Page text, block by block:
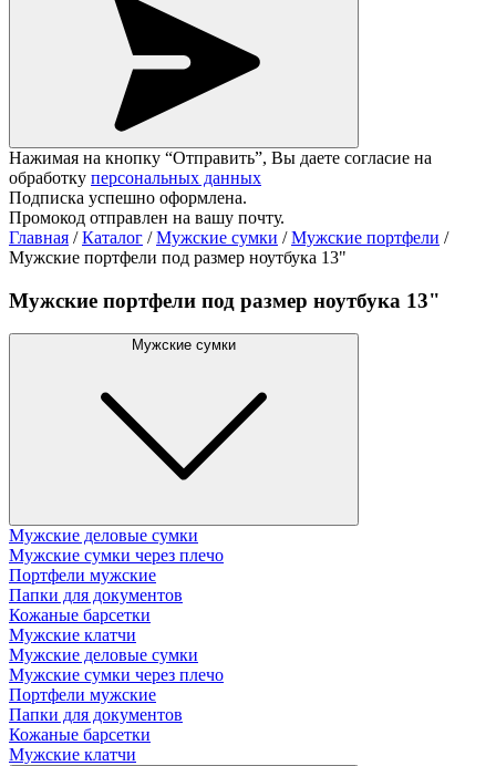
Нажимая на кнопку “Отправить”, Вы даете согласие на
обработку персональных данных
Подписка успешно оформлена.
Промокод отправлен на вашу почту.
Главная / Каталог / Мужские сумки / Мужские портфели /
Мужские портфели под размер ноутбука 13"
Мужские портфели под размер ноутбука 13"
Мужские сумки
Мужские деловые сумки
Мужские сумки через плечо
Портфели мужские
Папки для документов
Кожаные барсетки
Мужские клатчи
Мужские деловые сумки
Мужские сумки через плечо
Портфели мужские
Папки для документов
Кожаные барсетки
Мужские клатчи